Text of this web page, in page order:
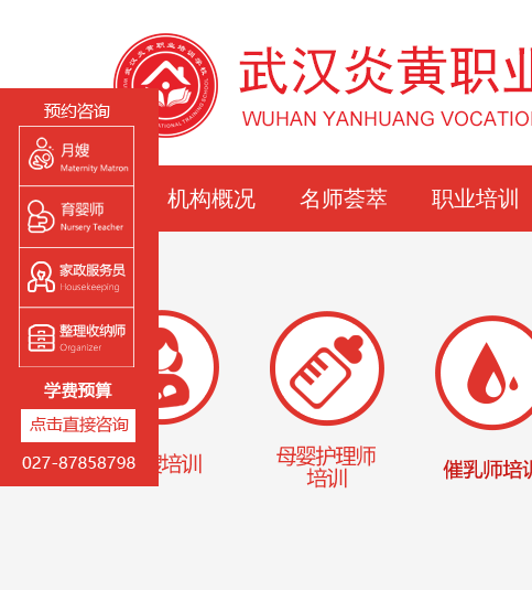
炎黄首页 机构概况
教学环境
实训现场
名师荟萃 职业培训
催乳师培训
小儿推拿培训
早教师培训
营养师培训